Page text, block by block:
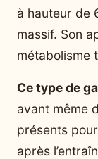
à hauteur de
massif. Son
métabolisme
Ce type de
avant même
présents
après